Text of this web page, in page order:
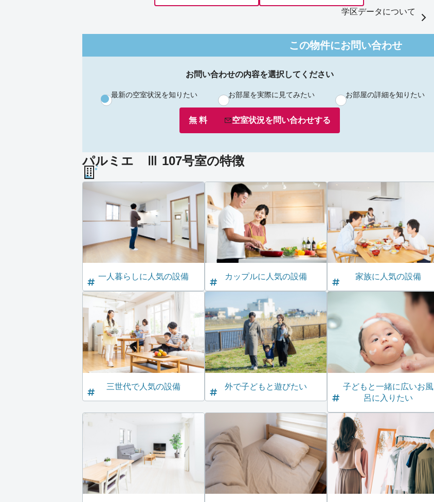
学区データについて
この物件にお問い合わせ
お問い合わせの内容を選択してください
最新の空室状況を知りたい お部屋を実際に見てみたい お部屋の詳細を知りたい
無 料 空室状況を問い合わせする
パルミエ Ⅲ 107号室の特徴
一人暮らしに人気の設備 カップルに人気の設備 家族に人気の設備
三世代で人気の設備 外で子どもと遊びたい
子どもと一緒に広いお風
呂に入りたい